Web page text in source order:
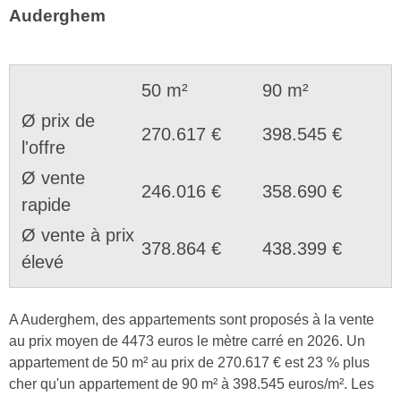
Auderghem
50 m²
90 m²
Ø prix de
l'offre
270.617 € 398.545 €
Ø vente
rapide
246.016 € 358.690 €
Ø vente à prix
élevé
378.864 € 438.399 €
A Auderghem, des appartements sont proposés à la vente
au prix moyen de 4473 euros le mètre carré en 2026. Un
appartement de 50 m² au prix de 270.617 € est 23 % plus
cher qu'un appartement de 90 m² à 398.545 euros/m². Les